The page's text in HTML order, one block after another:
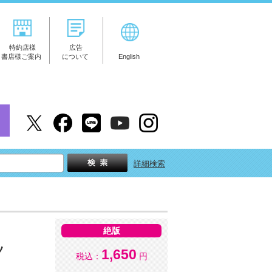
特約店様
書店様ご案内
広告
について
English
詳細検索
絶版
税込： 1,650 円